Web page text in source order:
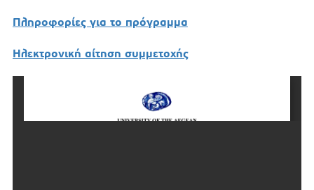
Πληροφορίες για το πρόγραμμα
Ηλεκτρονική αίτηση συμμετοχής